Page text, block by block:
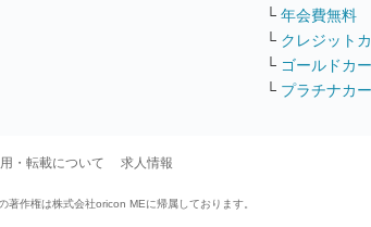
└ 年会費無料
└ クレジット
└ ゴールドカ
└ プラチナカ
・転載について 求人情報
作権は株式会社oricon MEに帰属しております。